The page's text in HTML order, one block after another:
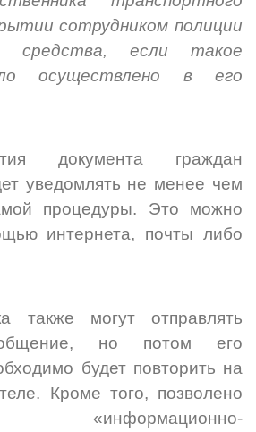
сотрудником полиции
средства, если такое
осуществлено в его
документа граждан
уведомлять не менее чем
процедуры. Это можно
интернета, почты либо
также могут отправлять
но потом его
будет повторить на
Кроме того, позволено
«информационно-